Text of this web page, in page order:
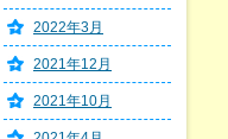
2022年3月
2021年12月
2021年10月